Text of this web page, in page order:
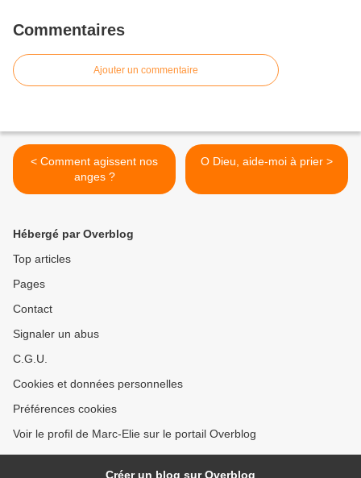
Commentaires
Ajouter un commentaire
< Comment agissent nos
anges ?
O Dieu, aide-moi à prier >
Hébergé par Overblog
Top articles
Pages
Contact
Signaler un abus
C.G.U.
Cookies et données personnelles
Préférences cookies
Voir le profil de Marc-Elie sur le portail Overblog
Créer un blog sur Overblog